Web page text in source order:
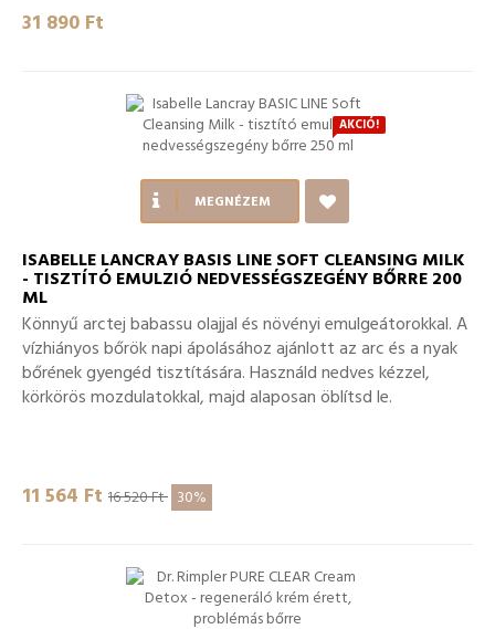
31 890 Ft‎
AKCIÓ!
MEGNÉZEM
ISABELLE LANCRAY BASIS LINE SOFT CLEANSING MILK
- TISZTÍTÓ EMULZIÓ NEDVESSÉGSZEGÉNY BŐRRE 200
ML
Könnyű arctej babassu olajjal és növényi emulgeátorokkal. A
vízhiányos bőrök napi ápolásához ajánlott az arc és a nyak
bőrének gyengéd tisztítására. Használd nedves kézzel,
körkörös mozdulatokkal, majd alaposan öblítsd le.
11 564 Ft‎ 16 520 Ft‎ 30%